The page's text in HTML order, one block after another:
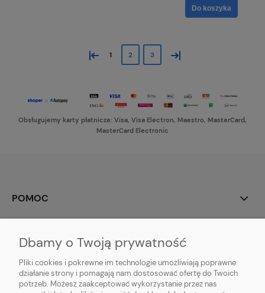
Do koszyka
« 1 2 3 »
Obsługujemy karty płatnicze: Visa, Visa Electron, Maestro, MasterCard,
MasterCard Electronic
POMOC
PŁATNOŚCI I DOSTAWA
INFORMACJE
Dbamy o Twoją prywatność
Pliki cookies i pokrewne im technologie umożliwiają poprawne
działanie strony i pomagają nam dostosować ofertę do Twoich
potrzeb. Możesz zaakceptować wykorzystanie przez nas